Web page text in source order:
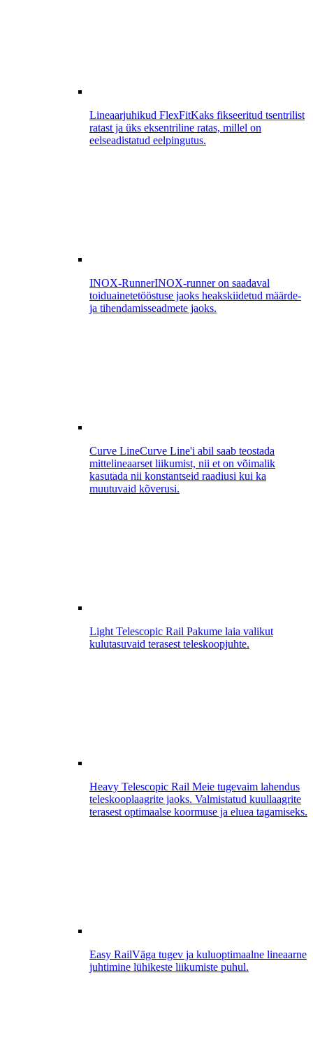
Lineaarjuhikud FlexFitKaks fikseeritud tsentrilist
ratast ja üks eksentriline ratas, millel on
eelseadistatud eelpingutus.
INOX-RunnerINOX-runner on saadaval
toiduainetetööstuse jaoks heakskiidetud määrde-
ja tihendamisseadmete jaoks.
Curve LineCurve Line'i abil saab teostada
mittelineaarset liikumist, nii et on võimalik
kasutada nii konstantseid raadiusi kui ka
muutuvaid kõverusi.
Light Telescopic Rail Pakume laia valikut
kulutasuvaid terasest teleskoopjuhte.
Heavy Telescopic Rail Meie tugevaim lahendus
teleskooplaagrite jaoks. Valmistatud kuullaagrite
terasest optimaalse koormuse ja eluea tagamiseks.
Easy RailVäga tugev ja kuluoptimaalne lineaarne
juhtimine lühikeste liikumiste puhul.